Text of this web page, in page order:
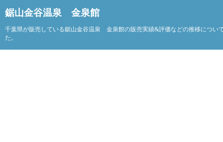
鋸山金谷温泉 金泉館
千葉県が販売している鋸山金谷温泉 金泉館の販売実績&評価などの推移につい
た。